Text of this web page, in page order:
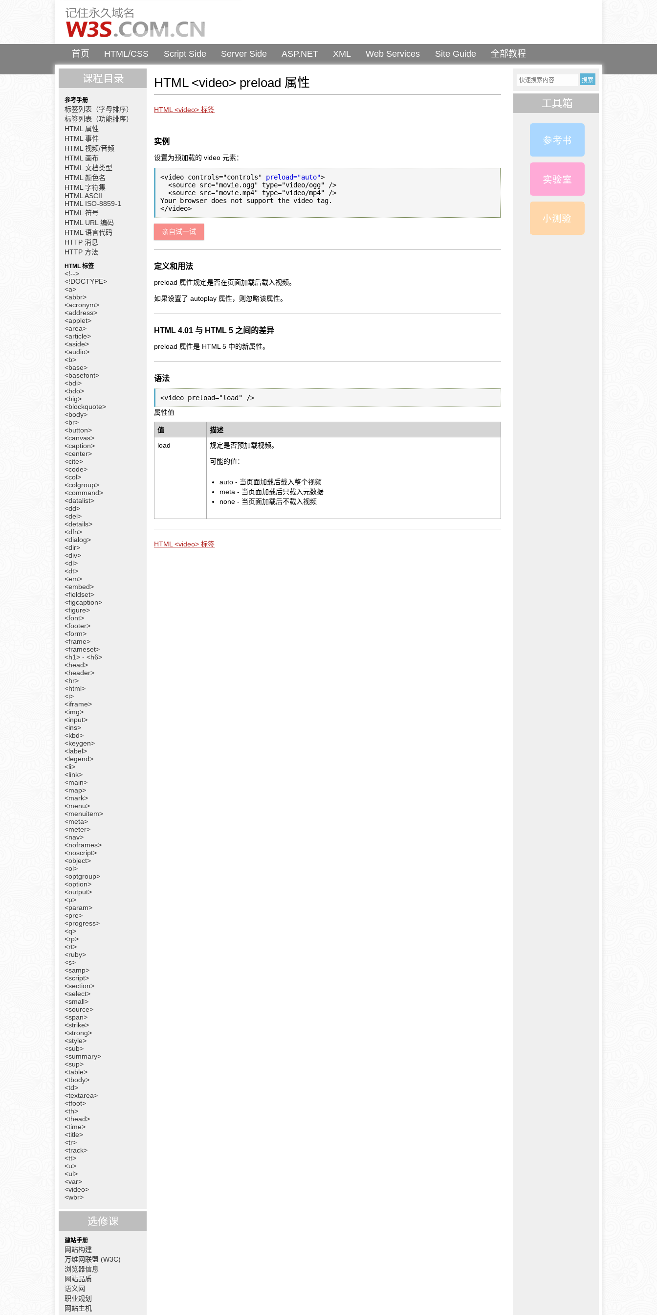
首页 HTML/CSS Script Side Server Side ASP.NET XML Web Services Site Guide 全部教程
参考手册
标签列表（字母排序）
标签列表（功能排序）
HTML 属性
HTML 事件
HTML 视频/音频
HTML 画布
HTML 文档类型
HTML 颜色名
HTML 字符集
HTML ASCII
HTML ISO-8859-1
HTML 符号
HTML URL 编码
HTML 语言代码
HTTP 消息
HTTP 方法
HTML 标签
<!-->
<!DOCTYPE>
<a>
<abbr>
<acronym>
<address>
<applet>
<area>
<article>
<aside>
<audio>
<b>
<base>
<basefont>
<bdi>
<bdo>
<big>
<blockquote>
<body>
<br>
<button>
<canvas>
<caption>
<center>
<cite>
<code>
<col>
<colgroup>
<command>
<datalist>
<dd>
<del>
<details>
<dfn>
<dialog>
<dir>
<div>
<dl>
<dt>
<em>
<embed>
<fieldset>
<figcaption>
<figure>
<font>
<footer>
<form>
<frame>
<frameset>
<h1> - <h6>
<head>
<header>
<hr>
<html>
<i>
<iframe>
<img>
<input>
<ins>
<kbd>
<keygen>
<label>
<legend>
<li>
<link>
<main>
<map>
<mark>
<menu>
<menuitem>
<meta>
<meter>
<nav>
<noframes>
<noscript>
<object>
<ol>
<optgroup>
<option>
<output>
<p>
<param>
<pre>
<progress>
<q>
<rp>
<rt>
<ruby>
<s>
<samp>
<script>
<section>
<select>
<small>
<source>
<span>
<strike>
<strong>
<style>
<sub>
<summary>
<sup>
<table>
<tbody>
<td>
<textarea>
<tfoot>
<th>
<thead>
<time>
<title>
<tr>
<track>
<tt>
<u>
<ul>
<var>
<video>
<wbr>
建站手册
网站构建
万维网联盟 (W3C)
浏览器信息
网站品质
语义网
职业规划
网站主机
HTML <video> preload 属性
HTML <video> 标签
实例
设置为预加载的 video 元素：
<video controls="controls" preload="auto">
Your browser does not support the video tag.
亲自试一试
定义和用法
preload 属性规定是否在页面加载后载入视频。
如果设置了 autoplay 属性，则忽略该属性。
HTML 4.01 与 HTML 5 之间的差异
preload 属性是 HTML 5 中的新属性。
语法
<video preload="load" />
属性值
值
描述
load
规定是否预加载视频。
可能的值：
auto - 当页面加载后载入整个视频
meta - 当页面加载后只载入元数据
none - 当页面加载后不载入视频
HTML <video> 标签